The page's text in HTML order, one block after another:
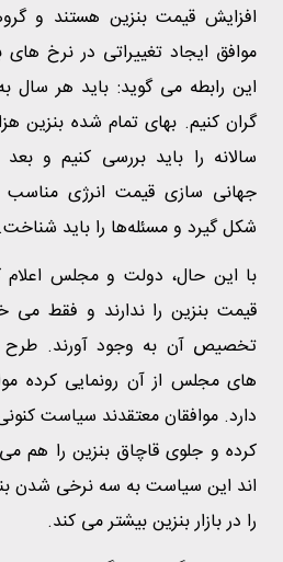
افزایش قیمت بنزین هستند و
موافق ایجاد تغییراتی در نرخ
این رابطه می گوید: باید هر سال به
سالانه را باید بررسی کنیم و
جهانی سازی قیمت انرژی مناسب
شکل گیرد و مسئله‌ها را باید شناخت.
با این حال، دولت و مجلس اعلام
قیمت بنزین را ندارند و فقط می
تخصیص آن به وجود آورند.
های مجلس از آن رونمایی کرده
دارد. موافقان معتقدند سیاست
کرده و جلوی قاچاق بنزین را هم
اند این سیاست به سه نرخی شدن
را در بازار بنزین بیشتر می کند.